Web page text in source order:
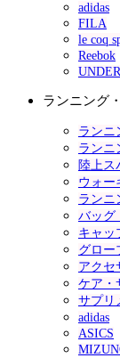
adidas
FILA
le coq
Reebok
ランニング
ランニ
ランニ
陸上ス
ウォー
ランニ
バッグ
キャッ
グロー
アクセ
ケア・
サプリ
adidas
ASICS